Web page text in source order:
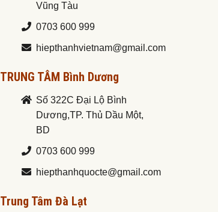
Vũng Tàu
0703 600 999
hiepthanhvietnam@gmail.com
TRUNG TÂM Bình Dương
Số 322C Đại Lộ Bình
Dương,TP. Thủ Dầu Một,
BD
0703 600 999
hiepthanhquocte@gmail.com
Trung Tâm Đà Lạt